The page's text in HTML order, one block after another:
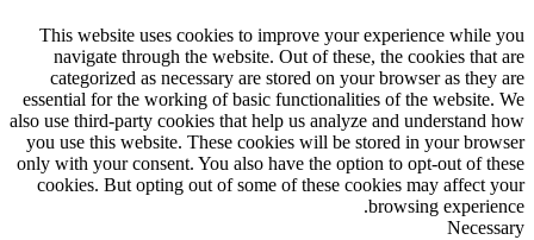
This website uses cookies to improve your experience while you
navigate through the website. Out of these, the cookies that are
categorized as necessary are stored on your browser as they are
essential for the working of basic functionalities of the website. We
also use third-party cookies that help us analyze and understand how
you use this website. These cookies will be stored in your browser
only with your consent. You also have the option to opt-out of these
cookies. But opting out of some of these cookies may affect your
browsing experience.
Necessary